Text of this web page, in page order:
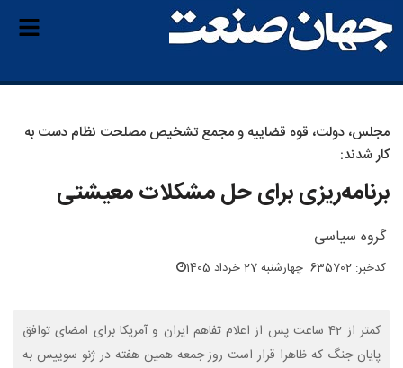
مجلس، دولت، قوه قضاییه و مجمع تشخیص مصلحت نظام دست به
کار شدند:
برنامه‌ریزی برای حل مشکلات معیشتی
گروه سیاسی
کدخبر: 635702 چهارشنبه 27 خرداد 1405
کمتر از 42 ساعت پس از اعلام تفاهم ایران و آمریکا برای امضای توافق
پایان جنگ که ظاهرا قرار است روز جمعه همین هفته در ژنو سوییس به